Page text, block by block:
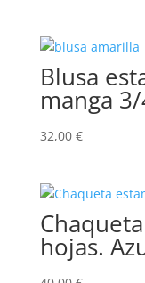
Blusa
manga
32,00 €
hojas.